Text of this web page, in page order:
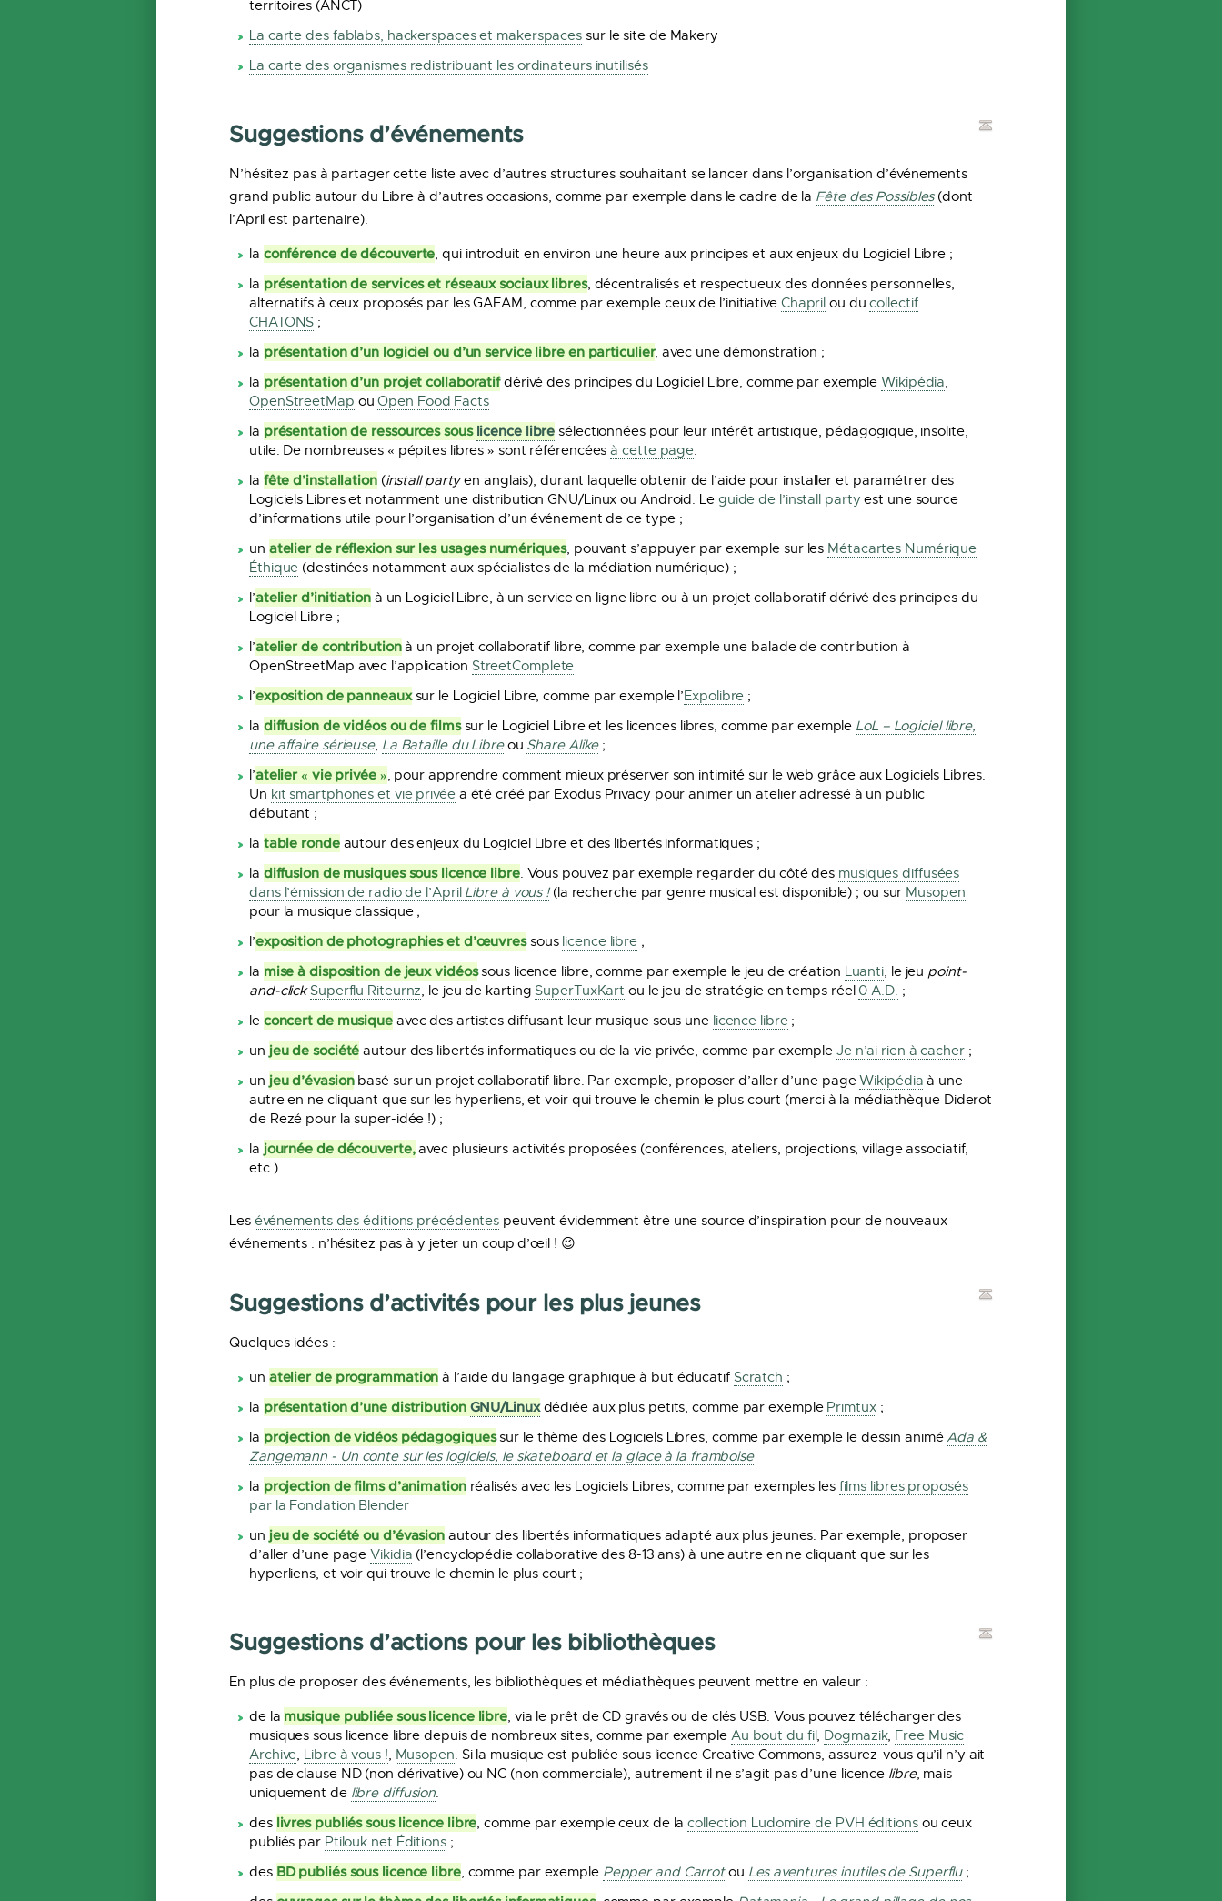
territoires (ANCT)
La carte des fablabs, hackerspaces et makerspaces sur le site de Makery
La carte des organismes redistribuant les ordinateurs inutilisés
Suggestions d’événements
N’hésitez pas à partager cette liste avec d’autres structures souhaitant se lancer dans l’organisation d’événements
grand public autour du Libre à d’autres occasions, comme par exemple dans le cadre de la Fête des Possibles(dont
l’April est partenaire).
la conférence de découverte, qui introduit en environ une heure aux principes et aux enjeux du Logiciel Libre ;
la présentation de services et réseaux sociaux libres, décentralisés et respectueux des données personnelles,
alternatifs à ceux proposés par les GAFAM, comme par exemple ceux de l’initiative Chapril ou ducollectif
CHATONS ;
la présentation d’un logiciel ou d’un service libre en particulier, avec une démonstration ;
la présentation d’un projet collaboratifdérivé des principes du Logiciel Libre, comme par exempleWikipédia,
OpenStreetMap ouOpen Food Facts
la présentation de ressources sous licence libre sélectionnées pour leur intérêt artistique, pédagogique, insolite,
utile. De nombreuses « pépites libres » sont référencéesà cette page.
la fête d’installation(install partyen anglais), durant laquelle obtenir de l’aide pour installer et paramétrer des
Logiciels Libres et notamment une distribution GNU/Linux ou Android. Le guide de l’install party est une source
d’informations utile pour l’organisation d’un événement de ce type ;
un atelier de réflexion sur les usages numériques, pouvant s’appuyer par exemple sur les Métacartes Numérique
Éthique (destinées notamment aux spécialistes de la médiation numérique) ;
l’atelier d’initiationà un Logiciel Libre, à un service en ligne libre ou à un projet collaboratif dérivé des principes du
Logiciel Libre ;
l’atelier de contributionà un projet collaboratif libre, comme par exemple une balade de contribution à
OpenStreetMap avec l’application StreetComplete
l’exposition de panneauxsur le Logiciel Libre, comme par exemple l’Expolibre ;
la diffusion de vidéos ou de filmssur le Logiciel Libre et les licences libres, comme par exemple LoL – Logiciel libre,
une affaire sérieuse, La Bataille du Libreou Share Alike;
l’atelier « vie privée », pour apprendre comment mieux préserver son intimité sur le web grâce aux Logiciels Libres.
Un kit smartphones et vie privéea été créé par Exodus Privacy pour animer un atelier adressé à un public
débutant ;
la table rondeautour des enjeux du Logiciel Libre et des libertés informatiques ;
la diffusion de musiques sous licence libre. Vous pouvez par exemple regarder du côté des musiques diffusées
dans l’émission de radio de l’April Libre à vous !(la recherche par genre musical est disponible) ; ou sur Musopen
pour la musique classique ;
l’exposition de photographies et d’œuvressous licence libre ;
la mise à disposition de jeux vidéossous licence libre, comme par exemple le jeu de création Luanti, le jeu point-
and-click Superflu Riteurnz, le jeu de karting SuperTuxKart ou le jeu de stratégie en temps réel 0 A.D. ;
le concert de musiqueavec des artistes diffusant leur musique sous une licence libre;
un jeu de société autour des libertés informatiques ou de la vie privée, comme par exemple Je n’ai rien à cacher;
un jeu d’évasionbasé sur un projet collaboratif libre. Par exemple, proposer d’aller d’une pageWikipédia à une
autre en ne cliquant que sur les hyperliens, et voir qui trouve le chemin le plus court (merci à la médiathèque Diderot
de Rezé pour la super-idée !) ;
la journée de découverte,avec plusieurs activités proposées (conférences, ateliers, projections, village associatif,
etc.).
Les événements des éditions précédentes peuvent évidemment être une source d’inspiration pour de nouveaux
événements : n’hésitez pas à y jeter un coup d’œil ! 😉
Suggestions d’activités pour les plus jeunes
Quelques idées :
un atelier de programmation à l’aide du langage graphique à but éducatif Scratch ;
la présentation d’une distribution GNU/Linuxdédiée aux plus petits, comme par exemple Primtux;
la projection de vidéos pédagogiquessur le thème des Logiciels Libres, comme par exemple le dessin animéAda &
Zangemann - Un conte sur les logiciels, le skateboard et la glace à la framboise
la projection de films d’animationréalisés avec les Logiciels Libres, comme par exemples les films libres proposés
par la Fondation Blender
un jeu de société ou d’évasion autour des libertés informatiques adapté aux plus jeunes. Par exemple, proposer
d’aller d’une pageVikidia (l’encyclopédie collaborative des 8-13 ans) à une autre en ne cliquant que sur les
hyperliens, et voir qui trouve le chemin le plus court ;
Suggestions d’actions pour les bibliothèques
En plus de proposer des événements, les bibliothèques et médiathèques peuvent mettre en valeur :
de la musique publiée sous licence libre, via le prêt de CD gravés ou de clés USB. Vous pouvez télécharger des
musiques sous licence libre depuis de nombreux sites, comme par exemple Au bout du fil, Dogmazik, Free Music
Archive, Libre à vous !, Musopen. Si la musique est publiée sous licence Creative Commons, assurez-vous qu’il n’y ait
pas de clause ND (non dérivative) ou NC (non commerciale), autrement il ne s’agit pas d’une licence libre, mais
uniquement de libre diffusion.
des livres publiés sous licence libre, comme par exemple ceux de lacollection Ludomire de PVH éditionsou ceux
publiés par Ptilouk.net Éditions;
des BD publiés sous licence libre, comme par exemple Pepper and Carrotou Les aventures inutiles de Superflu;